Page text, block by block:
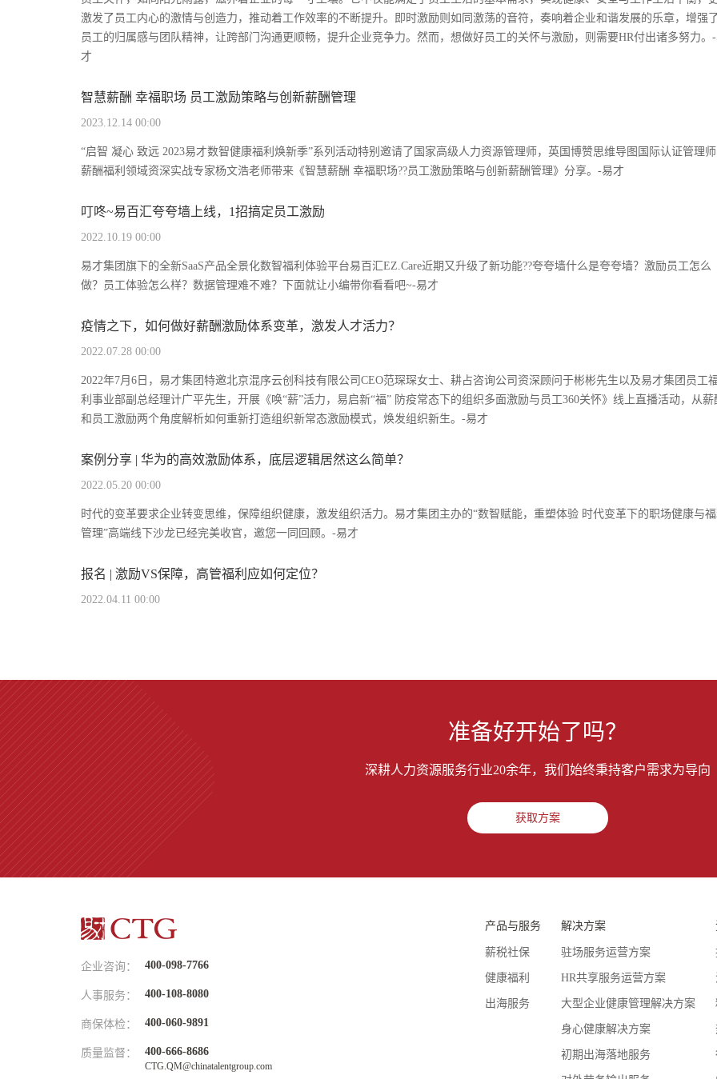
激发了员工内心的激情与创造力，推动着工作效率的不断提升。即时激励则如同激荡的音符，奏响着企业和谐发展的乐章，增强了
员工的归属感与团队精神，让跨部门沟通更顺畅，提升企业竞争力。然而，想做好员工的关怀与激励，则需要HR付出诸多努力。
才
智慧薪酬 幸福职场 员工激励策略与创新薪酬管理
2023.12.14 00:00
“启智 凝心 致远 2023易才数智健康福利焕新季”系列活动特别邀请了国家高级人力资源管理师，英国博赞思维导图国际认证管理师
薪酬福利领域资深实战专家杨文浩老师带来《智慧薪酬 幸福职场??员工激励策略与创新薪酬管理》分享。-易才
叮咚~易百汇夸夸墙上线，1招搞定员工激励
2022.10.19 00:00
易才集团旗下的全新SaaS产品全景化数智福利体验平台易百汇EZ.Care近期又升级了新功能??夸夸墙什么是夸夸墙？激励员工怎么
做？员工体验怎么样？数据管理难不难？下面就让小编带你看看吧~-易才
疫情之下，如何做好薪酬激励体系变革，激发人才活力？
2022.07.28 00:00
2022年7月6日，易才集团特邀北京混序云创科技有限公司CEO范琛琛女士、耕占咨询公司资深顾问于彬彬先生以及易才集团员工
利事业部副总经理计广平先生，开展《唤“薪”活力，易启新“福” 防疫常态下的组织多面激励与员工360关怀》线上直播活动，从薪
和员工激励两个角度解析如何重新打造组织新常态激励模式，焕发组织新生。-易才
案例分享 | 华为的高效激励体系，底层逻辑居然这么简单？
2022.05.20 00:00
时代的变革要求企业转变思维，保障组织健康，激发组织活力。易才集团主办的“数智赋能，重塑体验 时代变革下的职场健康与福
管理”高端线下沙龙已经完美收官，邀您一同回顾。-易才
报名 | 激励VS保障，高管福利应如何定位？
2022.04.11 00:00
准备好开始了吗？
深耕人力资源服务行业20余年，我们始终秉持客户需求为导向
获取方案
企业咨询： 400-098-7766
人事服务： 400-108-8080
商保体检： 400-060-9891
质量监督： 400-666-8686
CTG.QM@chinatalentgroup.com
产品与服务
薪税社保
健康福利
出海服务
解决方案
驻场服务运营方案
HR共享服务运营方案
大型企业健康管理解决方案
身心健康解决方案
初期出海落地服务